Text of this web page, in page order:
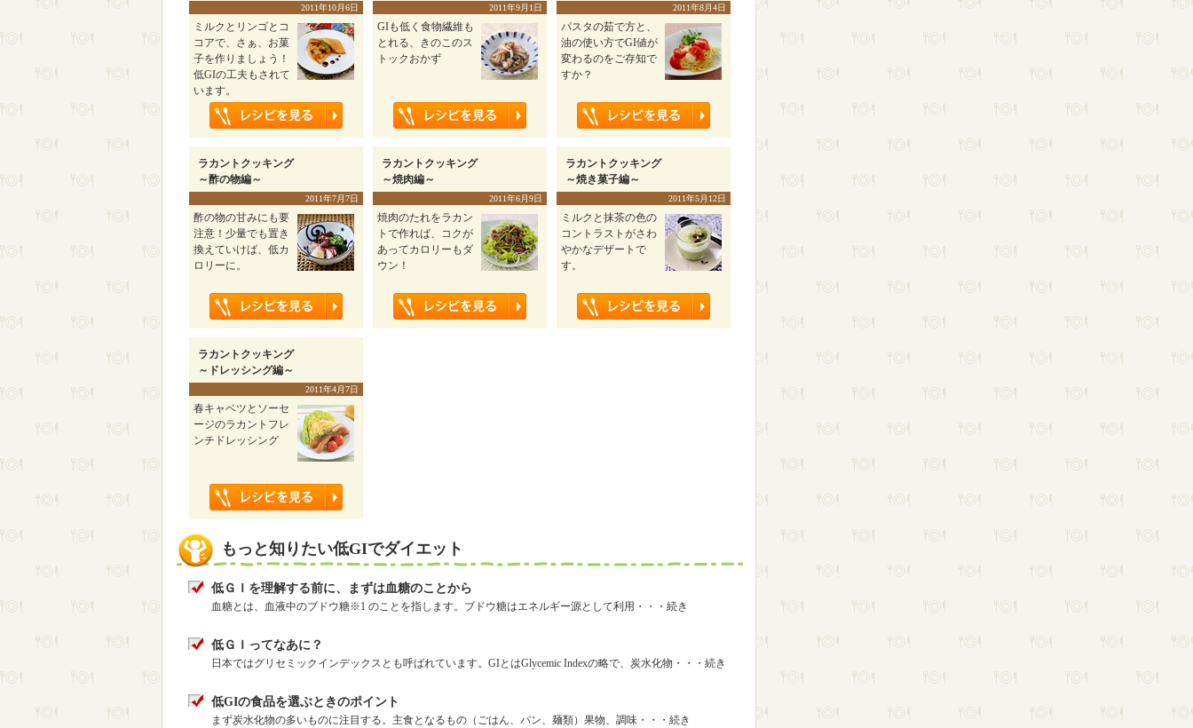
2011年10月6日
ミルクとリンゴとコ
コアで、さぁ、お菓
子を作りましょう！
低GIの工夫もされて
います。
2011年9月1日
GIも低く食物繊維も
とれる、きのこのス
トックおかず
2011年8月4日
パスタの茹で方と、
油の使い方でGI値が
変わるのをご存知で
すか？
ラカントクッキング
～酢の物編～
2011年7月7日
酢の物の甘みにも要
注意！少量でも置き
換えていけば、低カ
ロリーに。
ラカントクッキング
～焼肉編～
2011年6月9日
焼肉のたれをラカン
トで作れば、コクが
あってカロリーもダ
ウン！
ラカントクッキング
～焼き菓子編～
2011年5月12日
ミルクと抹茶の色の
コントラストがさわ
やかなデザートで
す。
ラカントクッキング
～ドレッシング編～
2011年4月7日
春キャベツとソーセ
ージのラカントフレ
ンチドレッシング
もっと知りたい低GIでダイエット
低ＧＩを理解する前に、まずは血糖のことから
血糖とは、血液中のブドウ糖※1 のことを指します。ブドウ糖はエネルギー源として利用・・・続き
低ＧＩってなあに？
日本ではグリセミックインデックスとも呼ばれています。GIとはGlycemic Indexの略で、炭水化物・・・続き
低GIの食品を選ぶときのポイント
まず炭水化物の多いものに注目する。主食となるもの（ごはん、パン、麺類）果物、調味・・・続き